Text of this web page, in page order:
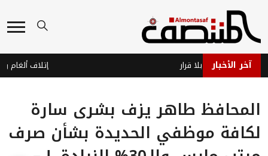
آخر الأخبار
وحرب بلا قرار
المحافظ طاهر يزف بشرى سارة
لكافة موظفي الحديدة بشأن صرف